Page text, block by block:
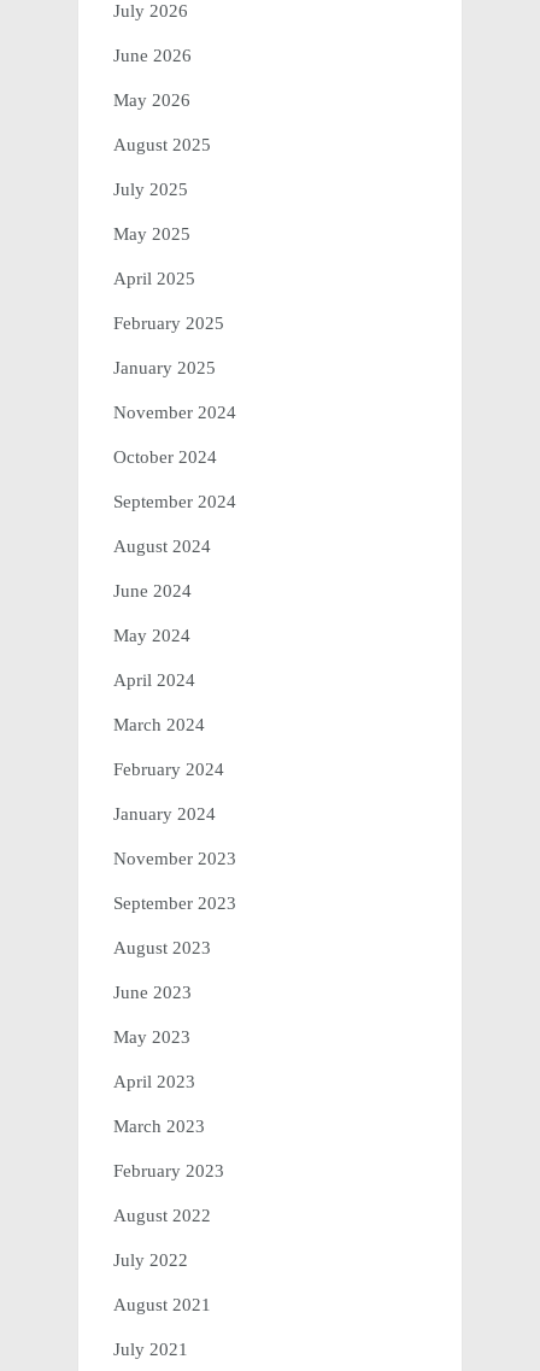
July 2026
June 2026
May 2026
August 2025
July 2025
May 2025
April 2025
February 2025
January 2025
November 2024
October 2024
September 2024
August 2024
June 2024
May 2024
April 2024
March 2024
February 2024
January 2024
November 2023
September 2023
August 2023
June 2023
May 2023
April 2023
March 2023
February 2023
August 2022
July 2022
August 2021
July 2021